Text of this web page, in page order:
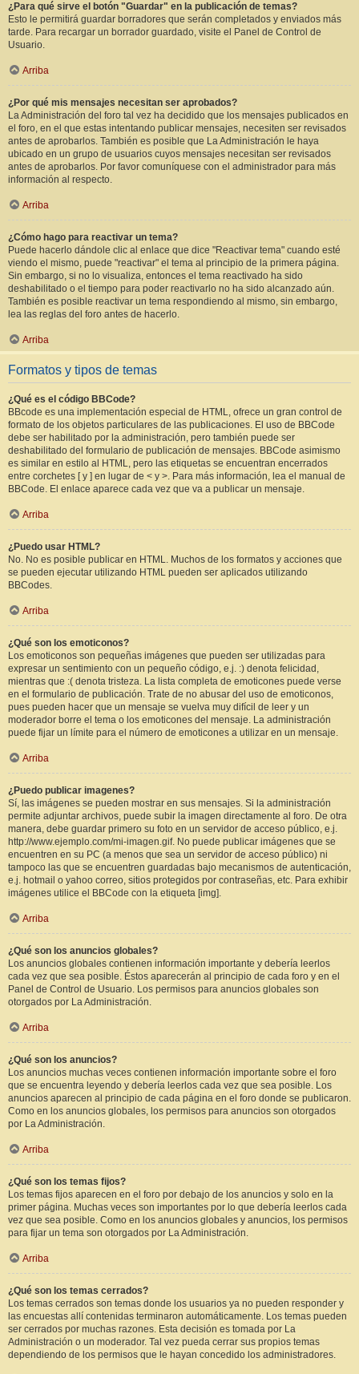
¿Para qué sirve el botón "Guardar" en la publicación de temas?
Esto le permitirá guardar borradores que serán completados y enviados más
tarde. Para recargar un borrador guardado, visite el Panel de Control de
Usuario.
Arriba
¿Por qué mis mensajes necesitan ser aprobados?
La Administración del foro tal vez ha decidido que los mensajes publicados en
el foro, en el que estas intentando publicar mensajes, necesiten ser revisados
antes de aprobarlos. También es posible que La Administración le haya
ubicado en un grupo de usuarios cuyos mensajes necesitan ser revisados
antes de aprobarlos. Por favor comuníquese con el administrador para más
información al respecto.
Arriba
¿Cómo hago para reactivar un tema?
Puede hacerlo dándole clic al enlace que dice "Reactivar tema" cuando esté
viendo el mismo, puede "reactivar" el tema al principio de la primera página.
Sin embargo, si no lo visualiza, entonces el tema reactivado ha sido
deshabilitado o el tiempo para poder reactivarlo no ha sido alcanzado aún.
También es posible reactivar un tema respondiendo al mismo, sin embargo,
lea las reglas del foro antes de hacerlo.
Arriba
Formatos y tipos de temas
¿Qué es el código BBCode?
BBcode es una implementación especial de HTML, ofrece un gran control de
formato de los objetos particulares de las publicaciones. El uso de BBCode
debe ser habilitado por la administración, pero también puede ser
deshabilitado del formulario de publicación de mensajes. BBCode asimismo
es similar en estilo al HTML, pero las etiquetas se encuentran encerrados
entre corchetes [ y ] en lugar de < y >. Para más información, lea el manual de
BBCode. El enlace aparece cada vez que va a publicar un mensaje.
Arriba
¿Puedo usar HTML?
No. No es posible publicar en HTML. Muchos de los formatos y acciones que
se pueden ejecutar utilizando HTML pueden ser aplicados utilizando
BBCodes.
Arriba
¿Qué son los emoticonos?
Los emoticonos son pequeñas imágenes que pueden ser utilizadas para
expresar un sentimiento con un pequeño código, e.j. :) denota felicidad,
mientras que :( denota tristeza. La lista completa de emoticones puede verse
en el formulario de publicación. Trate de no abusar del uso de emoticonos,
pues pueden hacer que un mensaje se vuelva muy difícil de leer y un
moderador borre el tema o los emoticones del mensaje. La administración
puede fijar un límite para el número de emoticones a utilizar en un mensaje.
Arriba
¿Puedo publicar imagenes?
Sí, las imágenes se pueden mostrar en sus mensajes. Si la administración
permite adjuntar archivos, puede subir la imagen directamente al foro. De otra
manera, debe guardar primero su foto en un servidor de acceso público, e.j.
http://www.ejemplo.com/mi-imagen.gif. No puede publicar imágenes que se
encuentren en su PC (a menos que sea un servidor de acceso público) ni
tampoco las que se encuentren guardadas bajo mecanismos de autenticación,
e.j. hotmail o yahoo correo, sitios protegidos por contraseñas, etc. Para exhibir
imágenes utilice el BBCode con la etiqueta [img].
Arriba
¿Qué son los anuncios globales?
Los anuncios globales contienen información importante y debería leerlos
cada vez que sea posible. Éstos aparecerán al principio de cada foro y en el
Panel de Control de Usuario. Los permisos para anuncios globales son
otorgados por La Administración.
Arriba
¿Qué son los anuncios?
Los anuncios muchas veces contienen información importante sobre el foro
que se encuentra leyendo y debería leerlos cada vez que sea posible. Los
anuncios aparecen al principio de cada página en el foro donde se publicaron.
Como en los anuncios globales, los permisos para anuncios son otorgados
por La Administración.
Arriba
¿Qué son los temas fijos?
Los temas fijos aparecen en el foro por debajo de los anuncios y solo en la
primer página. Muchas veces son importantes por lo que debería leerlos cada
vez que sea posible. Como en los anuncios globales y anuncios, los permisos
para fijar un tema son otorgados por La Administración.
Arriba
¿Qué son los temas cerrados?
Los temas cerrados son temas donde los usuarios ya no pueden responder y
las encuestas allí contenidas terminaron automáticamente. Los temas pueden
ser cerrados por muchas razones. Esta decisión es tomada por La
Administración o un moderador. Tal vez pueda cerrar sus propios temas
dependiendo de los permisos que le hayan concedido los administradores.